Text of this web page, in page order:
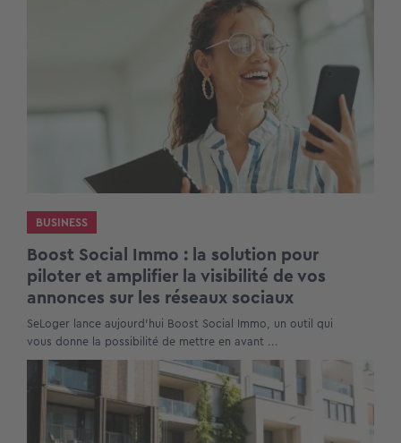
BUSINESS
Boost Social Immo : la solution pour
piloter et amplifier la visibilité de vos
annonces sur les réseaux sociaux
SeLoger lance aujourd’hui Boost Social Immo, un outil qui
vous donne la possibilité de mettre en avant ...